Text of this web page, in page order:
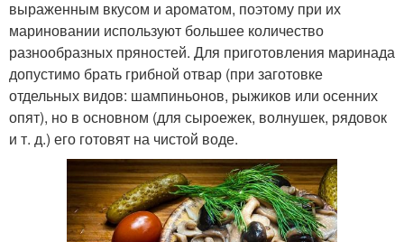
выраженным вкусом и ароматом, поэтому при их
мариновании используют большее количество
разнообразных пряностей. Для приготовления маринада
допустимо брать грибной отвар (при заготовке
отдельных видов: шампиньонов, рыжиков или осенних
опят), но в основном (для сыроежек, волнушек, рядовок
и т. д.) его готовят на чистой воде.